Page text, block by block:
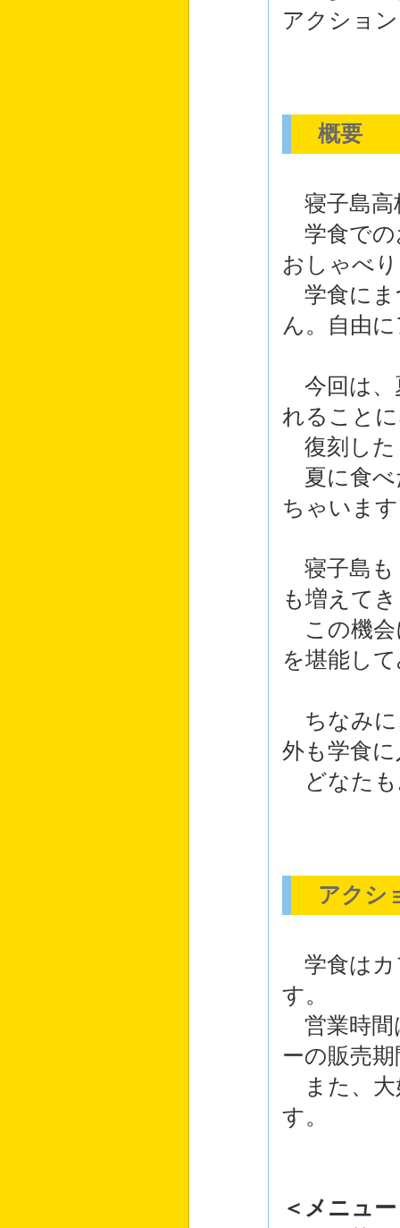
アクショ
概要
寝子島高
学食での
おしゃべ
学食にま
ん。自由
今回は、
れること
復刻した
夏に食べ
ちゃいま
寝子島も
も増えて
この機会
を堪能し
ちなみに
外も学食
どなたも
アクシ
学食はカ
す。
営業時間
ーの販売
また、大
す。
＜メニュ